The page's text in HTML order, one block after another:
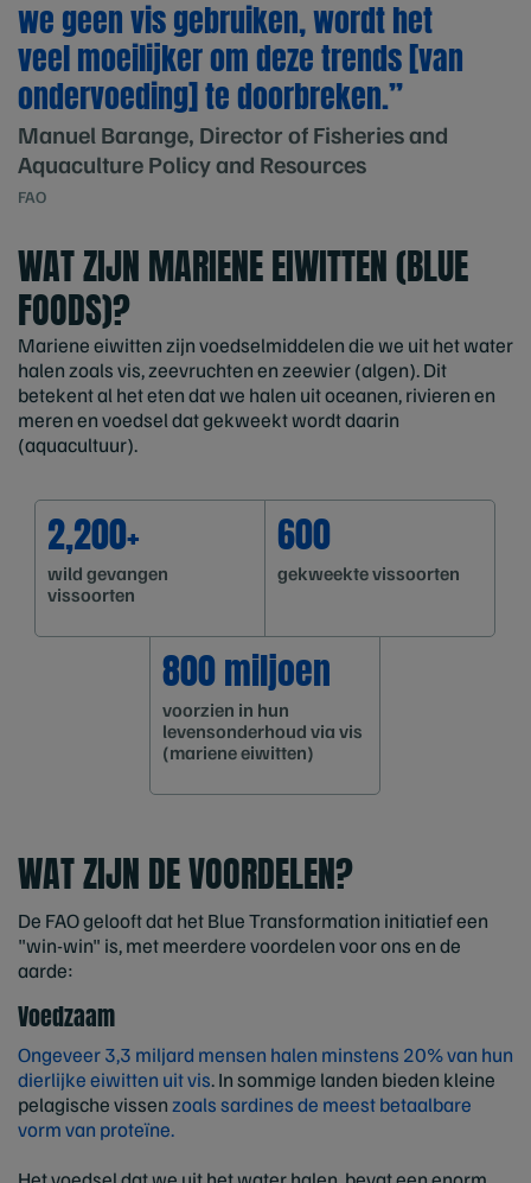
we geen vis gebruiken, wordt het
veel moeilijker om deze trends [van
ondervoeding] te doorbreken.”
Manuel Barange, Director of Fisheries and
Aquaculture Policy and Resources
FAO
WAT ZIJN MARIENE EIWITTEN (BLUE
FOODS)?
Mariene eiwitten zijn voedselmiddelen die we uit het water
halen zoals vis, zeevruchten en zeewier (algen). Dit
betekent al het eten dat we halen uit oceanen, rivieren en
meren en voedsel dat gekweekt wordt daarin
(aquacultuur).
2,200+
wild gevangen
vissoorten
600
gekweekte vissoorten
800 miljoen
voorzien in hun
levensonderhoud via vis
(mariene eiwitten)
WAT ZIJN DE VOORDELEN?
De FAO gelooft dat het Blue Transformation initiatief een
"win-win" is, met meerdere voordelen voor ons en de
aarde:
Voedzaam
Ongeveer 3,3 miljard mensen halen minstens 20% van hun
dierlijke eiwitten uit vis. In sommige landen bieden kleine
pelagische vissenzoals sardines de meest betaalbare
vorm van proteïne.